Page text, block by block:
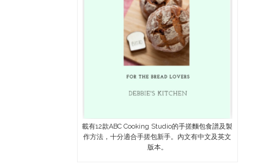
載有12款ABC Cooking Studio的手搓麵包食譜及製
作方法，十分適合手搓包新手。內文有中文及英文
版本。